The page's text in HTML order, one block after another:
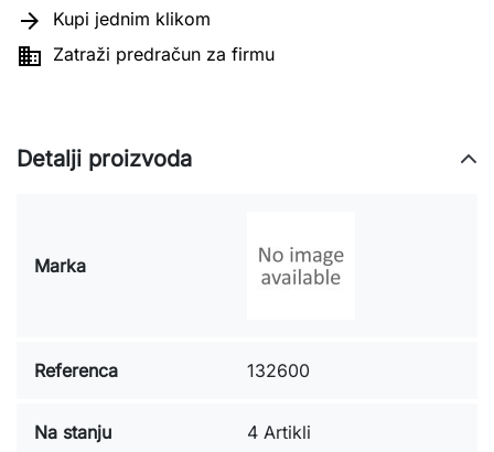
 Kupi jednim klikom
 Zatraži predračun za firmu
Detalji proizvoda
Marka
Referenca 132600
Na stanju 4 Artikli